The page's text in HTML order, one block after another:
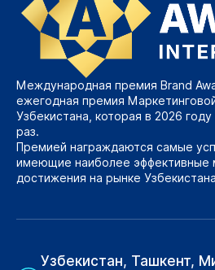
Международная премия Brand
ежегодная премия
Узбекистана, которая в 2026
раз.
Премией награждаются самые
имеющие наиболее эффективные
достижения на рынке
Узбекистан, Ташкент,